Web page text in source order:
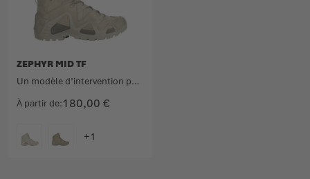
À partir de 180,00 €
ZEPHYR MID TF
Un modèle d’intervention polyvalent au design caractéristique.